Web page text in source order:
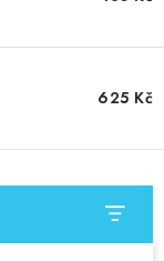
625 Kč